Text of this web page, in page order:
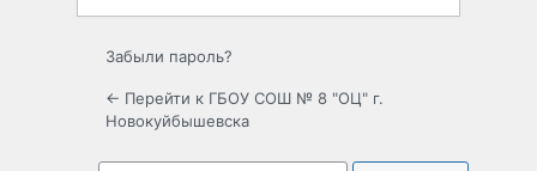
Забыли пароль?
← Перейти к ГБОУ СОШ № 8 "ОЦ" г.
Новокуйбышевска